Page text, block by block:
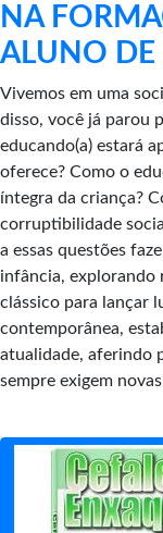
NA
ALUNO DE
Vivemos em uma
disso, você já parou
educando(a) estará
oferece? Como o
íntegra da criança?
corruptibilidade
a essas questões
infância, explorando
clássico para lançar
contemporânea,
atualidade, aferindo
sempre exigem